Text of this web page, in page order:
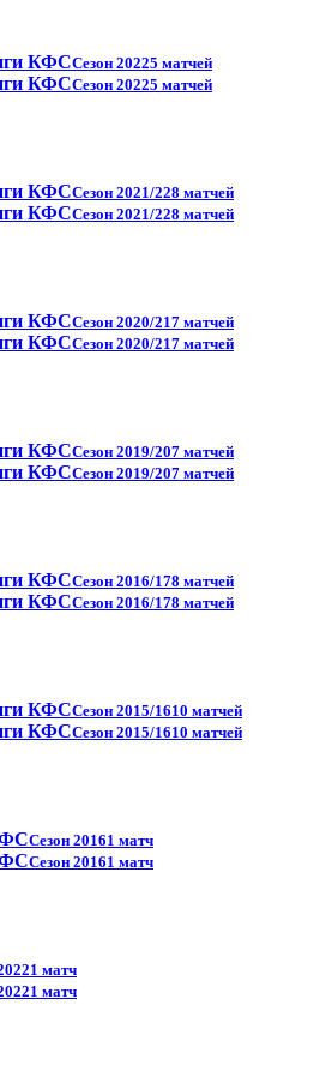
КФССезон 20225 матчей
КФССезон 20225 матчей
КФССезон 2021/228 матчей
КФССезон 2021/228 матчей
КФССезон 2020/217 матчей
КФССезон 2020/217 матчей
КФССезон 2019/207 матчей
КФССезон 2019/207 матчей
КФССезон 2016/178 матчей
КФССезон 2016/178 матчей
КФССезон 2015/1610 матчей
КФССезон 2015/1610 матчей
Сезон 20161 матч
Сезон 20161 матч
1 матч
1 матч